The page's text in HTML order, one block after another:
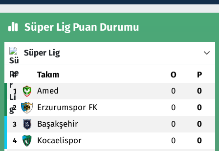
Süper Lig Puan Durumu
Süper Lig
# Takım O P
1 Amed 0 0
2 Erzurumspor FK 0 0
3 Başakşehir 0 0
4 Kocaelispor 0 0